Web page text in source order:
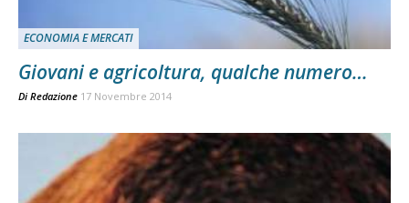
ECONOMIA E MERCATI
Giovani e agricoltura, qualche numero…
Di Redazione 17 Novembre 2014